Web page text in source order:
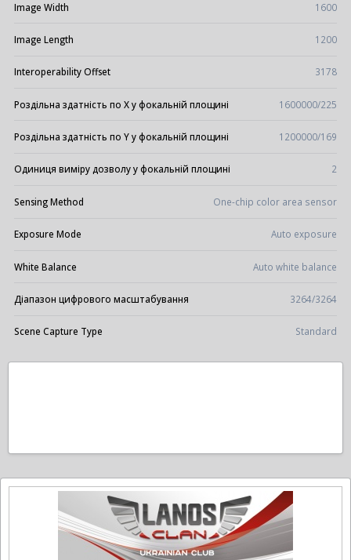
Image Width 1600
Image Length 1200
Interoperability Offset 3178
Роздільна здатність по X у фокальній площині 1600000/225
Роздільна здатність по Y у фокальній площині 1200000/169
Одиниця виміру дозволу у фокальній площині 2
Sensing Method One-chip color area sensor
Exposure Mode Auto exposure
White Balance Auto white balance
Діапазон цифрового масштабування 3264/3264
Scene Capture Type Standard